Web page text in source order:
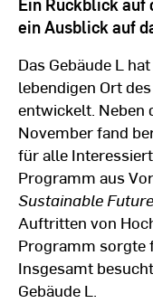
ein Ausblick auf
Das Gebäude L
lebendigen Ort
entwickelt. Neben
November fand
für alle
Programm aus
Sustainable
Auftritten von
Programm sorgte
Insgesamt
Gebäude L.